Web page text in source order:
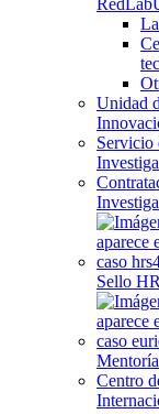
Unidad
Servicio
Sello
Centro